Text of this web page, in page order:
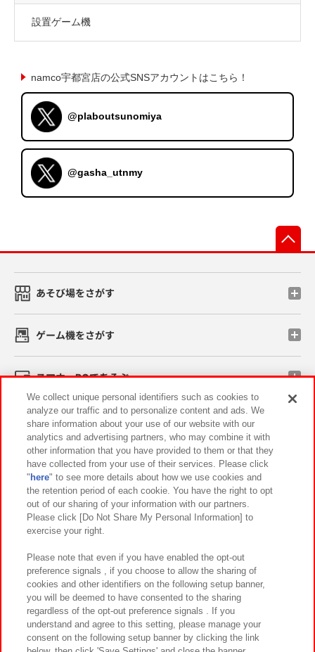
設置ゲーム機
namco宇都宮店の公式SNSアカウントはこちら！
@plaboutsunomiya
@gasha_utnmy
あそび場をさがす
ゲーム機をさがす
スマホ・PCであそぶ
イベント・キャンペーン
関連会社 サステナビリティ サイトポリシー
プライバシーポリシー ウェブアクセシビリティ方針と検証結果
お取引先さまとともに
カスタマーハラスメント対応方針 よくあるご質問・お問い合わせ
We collect unique personal identifiers such as cookies to
analyze our traffic and to personalize content and ads. We
share information about your use of our website with our
analytics and advertising partners, who may combine it with
other information that you have provided to them or that they
have collected from your use of their services. Please click
" here" to see more details about how we use cookies and
the retention period of each cookie. You have the right to opt
out of our sharing of your information with our partners.
Please click [Do Not Share My Personal Information] to
exercise your right.
Please note that even if you have enabled the opt-out
preference signals , if you choose to allow the sharing of
cookies and other identifiers on the following setup banner,
you will be deemed to have consented to the sharing
regardless of the opt-out preference signals . If you
understand and agree to this setting, please manage your
consent on the following setup banner by clicking the link